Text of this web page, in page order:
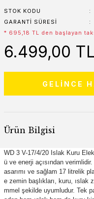
STOK KODU
GARANTI SÜRESI
* 695,18 TL den başlayan
6.499,00 TL
GELİNCE
Ürün Bilgisi
WD 3 V-17/4/20 Islak Kuru
ü ve enerji açısından
asarımı ve sağlam 17 litrelik
e zemin başlıkları, kuru, ıslak
mmel şekilde uyumludur. Tek